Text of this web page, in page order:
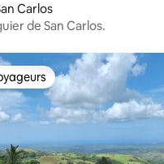
Carlos
de San Carlos.